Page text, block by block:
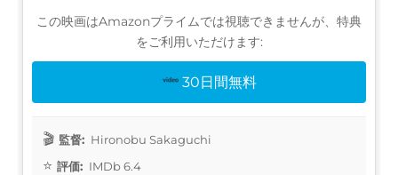
この映画はAmazonプライムでは視聴できませんが、特典
をご利用いただけます:
30日間無料
監督: Hironobu Sakaguchi
評価: IMDb 6.4